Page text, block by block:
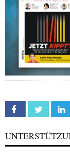
Facebook Twitter